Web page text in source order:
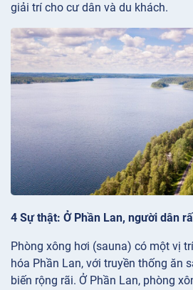
giải trí cho cư dân và du khách.
4 Sự thật: Ở Phần Lan, người dân
Phòng xông hơi (sauna) có một vị
hóa Phần Lan, với truyền thống ăn
biến rộng rãi. Ở Phần Lan, phòng